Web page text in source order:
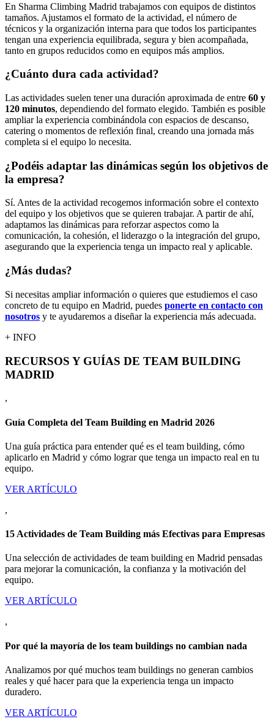
En Sharma Climbing Madrid trabajamos con equipos de distintos
tamaños. Ajustamos el formato de la actividad, el número de
técnicos y la organización interna para que todos los participantes
tengan una experiencia equilibrada, segura y bien acompañada,
tanto en grupos reducidos como en equipos más amplios.
¿Cuánto dura cada actividad?
Las actividades suelen tener una duración aproximada de entre 60 y
120 minutos, dependiendo del formato elegido. También es posible
ampliar la experiencia combinándola con espacios de descanso,
catering o momentos de reflexión final, creando una jornada más
completa si el equipo lo necesita.
¿Podéis adaptar las dinámicas según los objetivos de
la empresa?
Sí. Antes de la actividad recogemos información sobre el contexto
del equipo y los objetivos que se quieren trabajar. A partir de ahí,
adaptamos las dinámicas para reforzar aspectos como la
comunicación, la cohesión, el liderazgo o la integración del grupo,
asegurando que la experiencia tenga un impacto real y aplicable.
¿Más dudas?
Si necesitas ampliar información o quieres que estudiemos el caso
concreto de tu equipo en Madrid, puedes ponerte en contacto con
nosotros y te ayudaremos a diseñar la experiencia más adecuada.
+ INFO
RECURSOS Y GUÍAS DE TEAM BUILDING
MADRID
,
Guía Completa del Team Building en Madrid 2026
Una guía práctica para entender qué es el team building, cómo
aplicarlo en Madrid y cómo lograr que tenga un impacto real en tu
equipo.
VER ARTÍCULO
,
15 Actividades de Team Building más Efectivas para Empresas
Una selección de actividades de team building en Madrid pensadas
para mejorar la comunicación, la confianza y la motivación del
equipo.
VER ARTÍCULO
,
Por qué la mayoría de los team buildings no cambian nada
Analizamos por qué muchos team buildings no generan cambios
reales y qué hacer para que la experiencia tenga un impacto
duradero.
VER ARTÍCULO